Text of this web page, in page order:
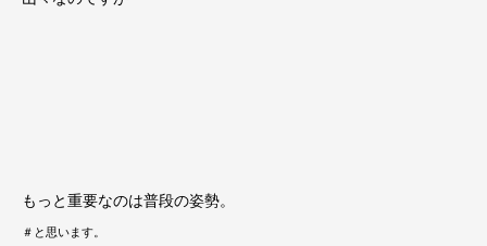
もっと重要なのは普段の姿勢。
＃と思います。